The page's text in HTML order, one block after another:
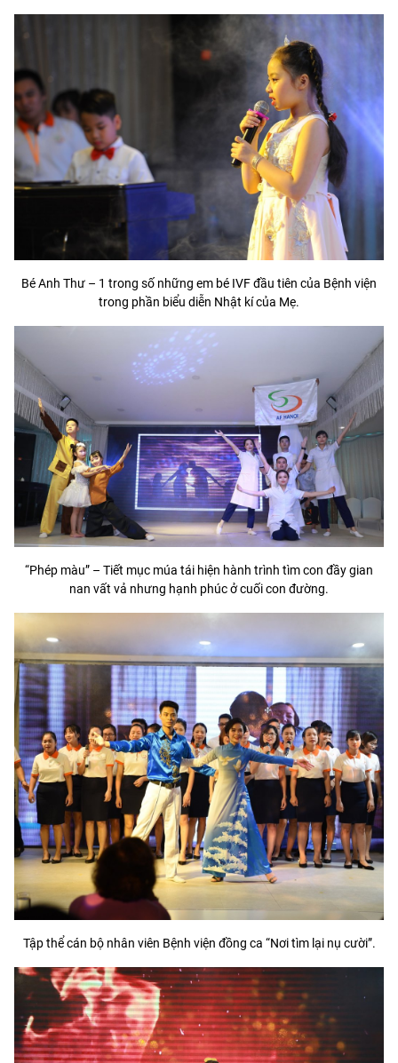
Bé Anh Thư – 1 trong số những em bé IVF đầu tiên của Bệnh viện
trong phần biểu diễn Nhật kí của Mẹ.
“Phép màu” – Tiết mục múa tái hiện hành trình tìm con đầy gian
nan vất vả nhưng hạnh phúc ở cuối con đường.
Tập thể cán bộ nhân viên Bệnh viện đồng ca “Nơi tìm lại nụ cười”.